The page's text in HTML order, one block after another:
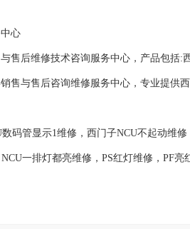
心
售后维修技术咨询服务中心，产品包括:
售与售后咨询维修服务中心，专业提供
码管显示1维修，西门子NCU不起动维
一排灯都亮维修，PS红灯维修，PF